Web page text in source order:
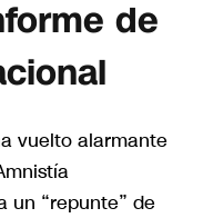
de
vuelto alarmante
un “repunte” de